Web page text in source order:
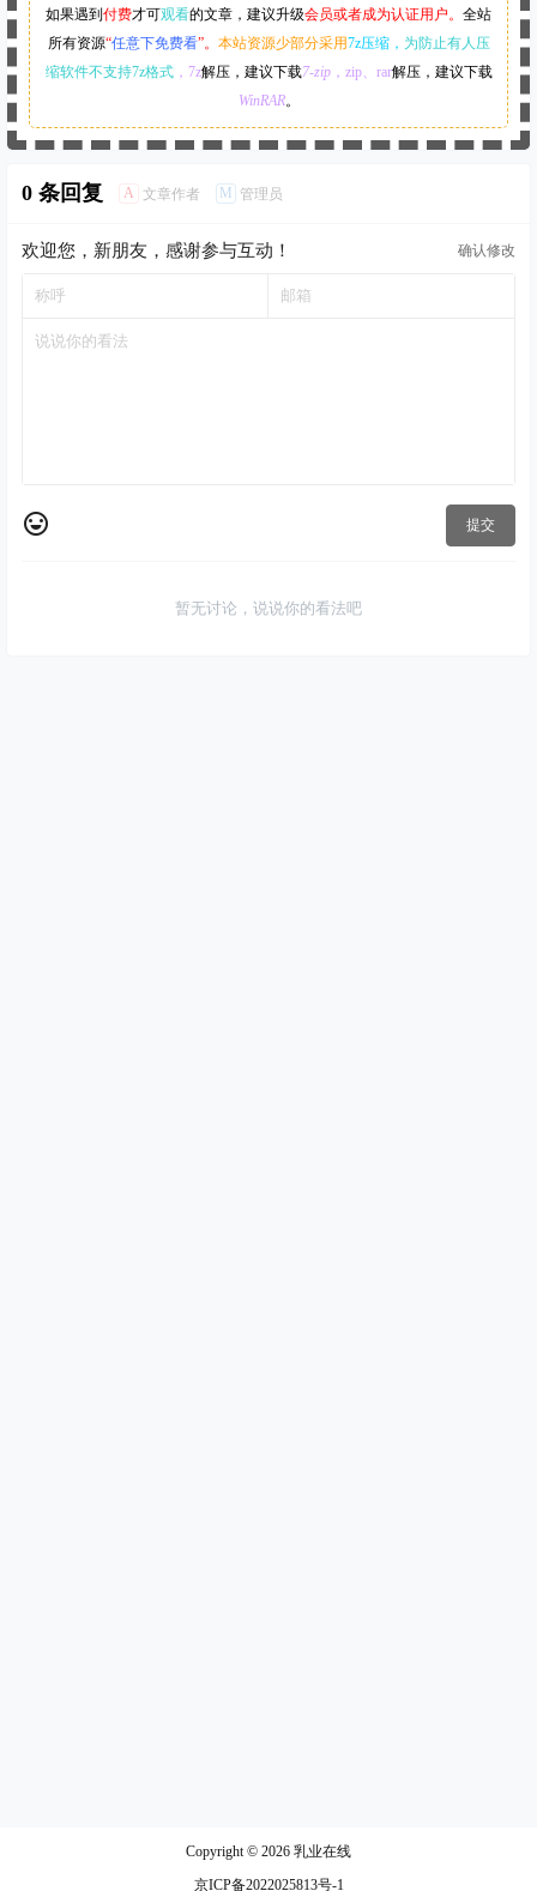
如果遇到 付费才可观看的文章，建议升级会员或者成为认证用户。 全站
所有资源“任意下免费看”。 本站资源少部分采用7z压缩， 为防止有人压
缩软件不支持7z格式，7z解压，建议下载7-zip，zip、rar解压，建议下载
WinRAR。
0 条回复 A 文章作者 M 管理员
欢迎您，新朋友，感谢参与互动！ 确认修改
提交
暂无讨论，说说你的看法吧
Copyright © 2026 乳业在线
京ICP备2022025813号-1